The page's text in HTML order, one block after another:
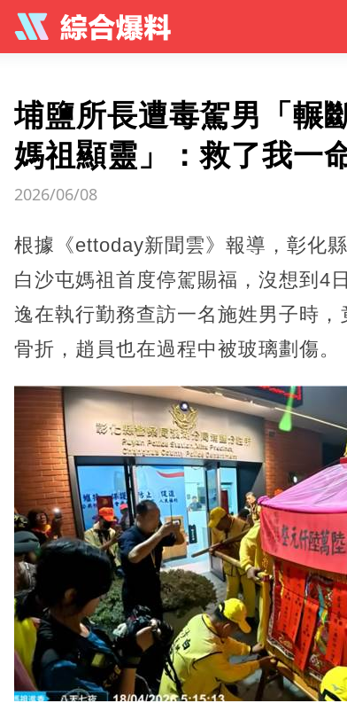
埔鹽所長遭毒駕男「輾
媽祖顯靈」：救了我一
2026/06/08
根據《ettoday新聞雲》報導，彰化
白沙屯媽祖首度停駕賜福，沒想到4
逸在執行勤務查訪一名施姓男子時
骨折，趙員也在過程中被玻璃劃傷。